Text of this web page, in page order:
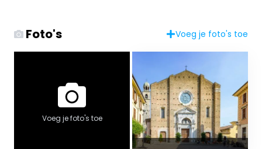
Foto's Voeg je foto's toe
Voeg je foto's toe